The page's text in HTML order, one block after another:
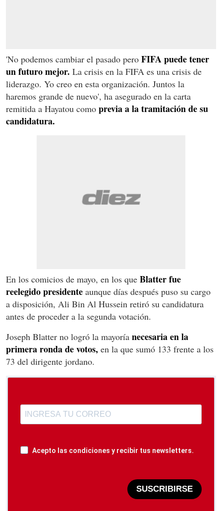
'No podemos cambiar el pasado pero FIFA puede tener
un futuro mejor. La crisis en la FIFA es una crisis de
liderazgo. Yo creo en esta organización. Juntos la
haremos grande de nuevo', ha asegurado en la carta
remitida a Hayatou como previa a la tramitación de su
candidatura.
En los comicios de mayo, en los que Blatter fue
reelegido presidente aunque días después puso su cargo
a disposición, Ali Bin Al Hussein retiró su candidatura
antes de proceder a la segunda votación.
Joseph Blatter no logró la mayoría necesaria en la
primera ronda de votos, en la que sumó 133 frente a los
73 del dirigente jordano.
Acepto las condiciones y recibir tus newsletters.
SUSCRIBIRSE